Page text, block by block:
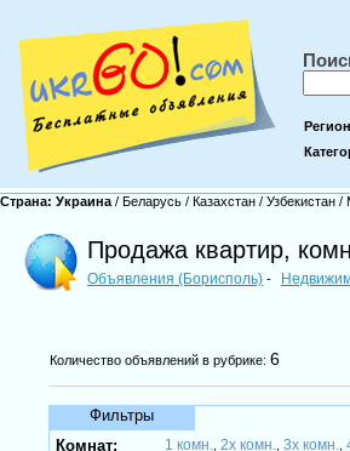
Страна: Украина / Беларусь / Казахстан / Узбекистан /
Продажа квартир,
Объявления (Борисполь) -
Количество объявлений в рубрике: 6
Фильтры
Комнат:
1 комн. 2х комн. 3х комн.